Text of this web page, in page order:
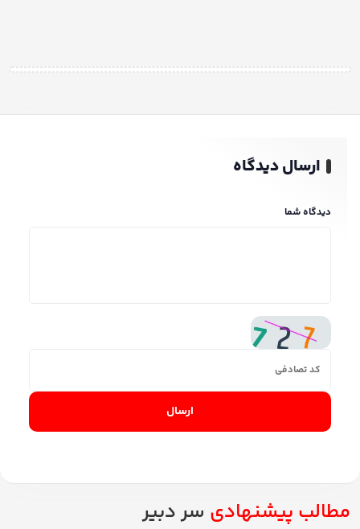
ارسال دیدگاه
دیدگاه شما
ارسال
مطالب پیشنهادی سر دبیر